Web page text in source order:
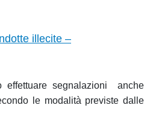
illecite –
effettuare segnalazioni anche
le modalità previste dalle